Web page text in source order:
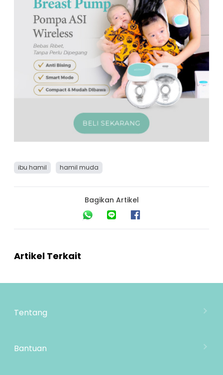
ibu hamil hamil muda
Bagikan Artikel
Artikel Terkait
Tentang
Lokasi Toko
Bantuan